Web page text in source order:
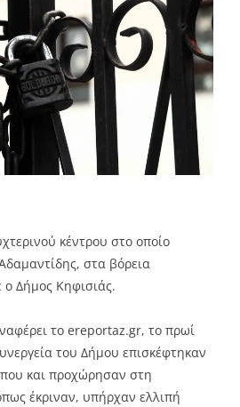
κέντρου στο οποίο
στα βόρεια
Δήμος Κηφισιάς.
το ereportaz.gr, το πρωί
του Δήμου επισκέφτηκαν
και προχώρησαν στη
έκριναν, υπήρχαν ελλιπή